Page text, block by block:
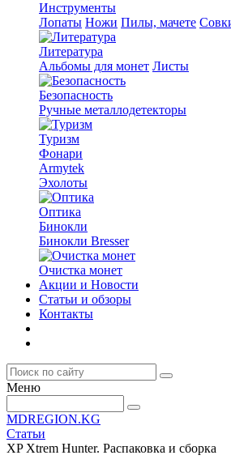
Инструменты
Лопаты Ножи Пилы, мачете
Литература
Альбомы для монет Листы
Безопасность
Ручные металлодетекторы
Туризм
Фонари
Armytek
Эхолоты
Оптика
Бинокли
Бинокли Bresser
Очистка монет
Акции и Новости
Статьи и обзоры
Контакты
Меню
MDREGION.KG
Статьи
XP Xtrem Hunter. Распаковка и сборка